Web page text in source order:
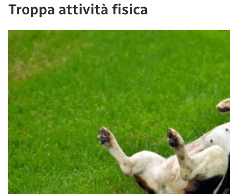
Troppa attività fisica